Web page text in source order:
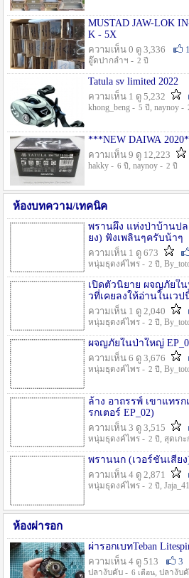
MUSTAD JAW-LOK
K - 5X
ความเห็น 0 ดู 3,336
1
อู๊ดปากลำฯ - 2 ปี
Tatula sv limited 2022
ความเห็น 1 ดู 5,232
khong_beng - 5 ปี , naynoy -
ความเห็น 9 ดู 12,223
hakky - 6 ปี , naynoy - 2 ปี
ห้องบทความ/เทคนิค
พรานผึ้ง แห่งป่าบ้านป
ยง) ฟังเพลินๆครับน้าๆ
ความเห็น 1 ดู 673
หนุ่มธุดงค์ไพร - 2 ปี ,
เปิดตัวนิยาย ผจญภัยใ
วที่เคยลงให้อ่านในเวป
ความเห็น 1 ดู 2,040
หนุ่มธุดงค์ไพร - 2 ปี ,
ผจญภัยในป่าใหญ่
ความเห็น 6 ดู 3,676
หนุ่มธุดงค์ไพร - 2 ปี ,
ล้าง อาถรรพ์ เขาแทร
รกเตอร์ EP_02)
ความเห็น 3 ดู 3,515
หนุ่มธุดงค์ไพร - 2 ปี , สุดเกะ
พรานนก (เวอร์ชั่นเสีย
ความเห็น 4 ดู 2,871
หนุ่มธุดงค์ไพร - 2 ปี ,
ห้องผ่ารอก
ผ่ารอกเบทTeban
ความเห็น 4 ดู 513
3
ปลางับคับ - 6 เดือน, ปลางับ